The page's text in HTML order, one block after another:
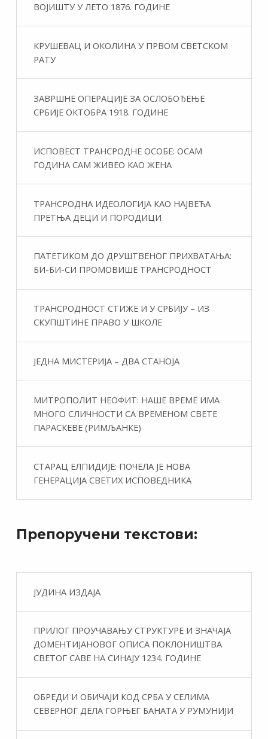
ВОЈИШТУ У ЛЕТО 1876. ГОДИНЕ
КРУШЕВАЦ И ОКОЛИНА У ПРВОМ СВЕТСКОМ
РАТУ
ЗАВРШНЕ ОПЕРАЦИЈЕ ЗА ОСЛОБОЂЕЊЕ
СРБИЈЕ ОКТОБРА 1918. ГОДИНЕ
ИСПОВЕСТ ТРАНСРОДНЕ ОСОБЕ: ОСАМ
ГОДИНА САМ ЖИВЕО КАО ЖЕНА
ТРАНСРОДНА ИДЕОЛОГИЈА КАО НАЈВЕЋА
ПРЕТЊА ДЕЦИ И ПОРОДИЦИ
ПАТЕТИКОМ ДО ДРУШТВЕНОГ ПРИХВАТАЊА:
БИ-БИ-СИ ПРОМОВИШЕ ТРАНСРОДНОСТ
ТРАНСРОДНОСТ СТИЖЕ И У СРБИЈУ – ИЗ
СКУПШТИНЕ ПРАВО У ШКОЛЕ
ЈЕДНА МИСТЕРИЈА – ДВА СТАНОЈА
МИТРОПОЛИТ НЕОФИТ: НАШЕ ВРЕМЕ ИМА
МНОГО СЛИЧНОСТИ СА ВРЕМЕНОМ СВЕТЕ
ПАРАСКЕВЕ (РИМЉАНКЕ)
СТАРАЦ ЕЛПИДИЈЕ: ПОЧЕЛА ЈЕ НОВА
ГЕНЕРАЦИЈА СВЕТИХ ИСПОВЕДНИКА
Препоручени текстови:
ЈУДИНА ИЗДАЈА
ПРИЛОГ ПРОУЧАВАЊУ СТРУКТУРЕ И ЗНАЧАЈА
ДОМЕНТИЈАНОВОГ ОПИСА ПОКЛОНИШТВА
СВЕТОГ САВЕ НА СИНАЈУ 1234. ГОДИНЕ
ОБРЕДИ И ОБИЧАЈИ КОД СРБА У СЕЛИМА
СЕВЕРНОГ ДЕЛА ГОРЊЕГ БАНАТА У РУМУНИЈИ